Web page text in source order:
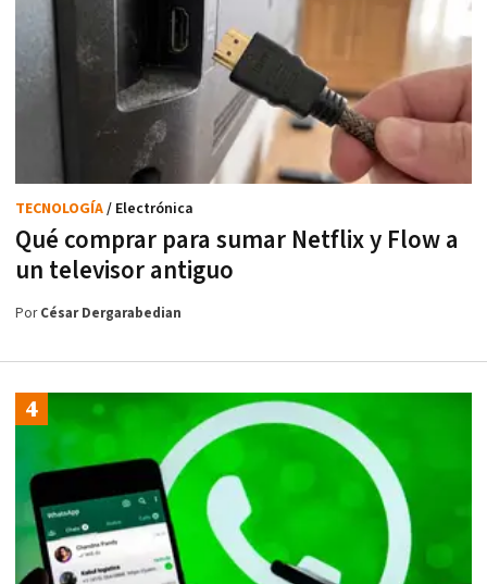
Qué comprar para sumar Netflix y Flow a
un televisor antiguo
TECNOLOGÍA/ Electrónica
PorCésar Dergarabedian